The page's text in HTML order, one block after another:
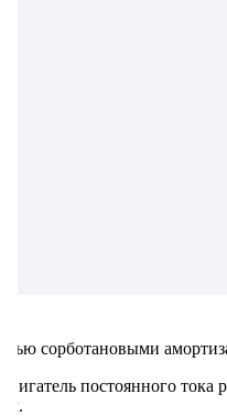
сорботановыми
постоянного тока